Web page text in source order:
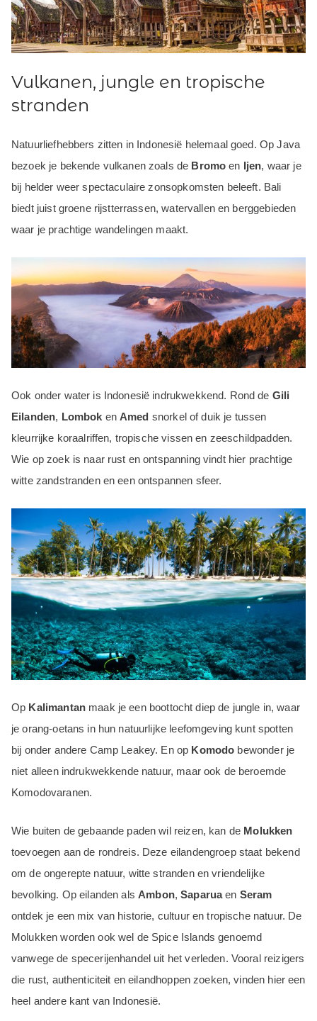
Vulkanen, jungle en tropische
stranden
Natuurliefhebbers zitten in Indonesië helemaal goed. Op Java
bezoek je bekende vulkanen zoals de Bromo en Ijen, waar je
bij helder weer spectaculaire zonsopkomsten beleeft. Bali
biedt juist groene rijstterrassen, watervallen en berggebieden
waar je prachtige wandelingen maakt.
Ook onder water is Indonesië indrukwekkend. Rond de Gili
Eilanden, Lombok en Amed snorkel of duik je tussen
kleurrijke koraalriffen, tropische vissen en zeeschildpadden.
Wie op zoek is naar rust en ontspanning vindt hier prachtige
witte zandstranden en een ontspannen sfeer.
Op Kalimantanmaak je een boottocht diep de jungle in, waar
je orang-oetans in hun natuurlijke leefomgeving kunt spotten
bij onder andere Camp Leakey. En op Komodo bewonder je
niet alleen indrukwekkende natuur, maar ook de beroemde
Komodovaranen.
Wie buiten de gebaande paden wil reizen, kan de Molukken
toevoegen aan de rondreis. Deze eilandengroep staat bekend
om de ongerepte natuur, witte stranden en vriendelijke
bevolking. Op eilanden als Ambon,Saparuaen Seram
ontdek je een mix van historie, cultuur en tropische natuur. De
Molukken worden ook wel de Spice Islands genoemd
vanwege de specerijenhandel uit het verleden. Vooral reizigers
die rust, authenticiteit en eilandhoppen zoeken, vinden hier een
heel andere kant van Indonesië.